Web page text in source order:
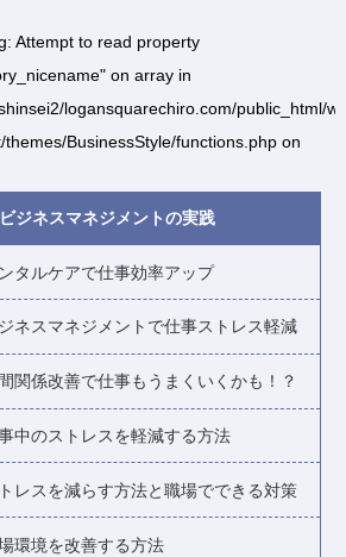
: Attempt to read property
on array in
logansquarechiro.com/public_html/wp-
themes/BusinessStyle/functions.php on
ビジネスマネジメントの実践
タルケアで仕事効率アップ
ネスマネジメントで仕事ストレス軽減
関係改善で仕事もうまくいくかも！？
中のストレスを軽減する方法
レスを減らす方法と職場でできる対策
環境を改善する方法